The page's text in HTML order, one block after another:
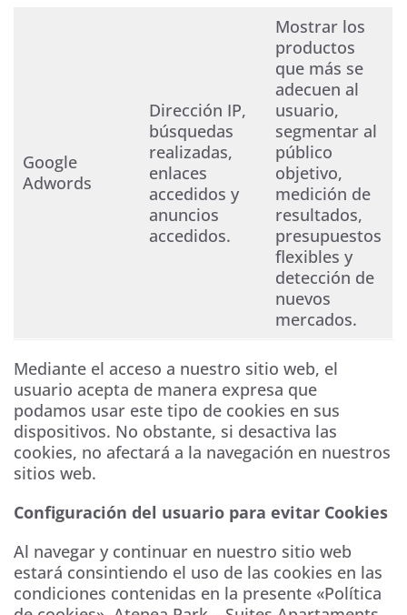
Google
Adwords
Dirección IP,
búsquedas
realizadas,
enlaces
accedidos y
anuncios
accedidos.
Mostrar los
productos
que más se
adecuen al
usuario,
segmentar al
público
objetivo,
medición de
resultados,
presupuestos
flexibles y
detección de
nuevos
mercados.
Mediante el acceso a nuestro sitio web, el
usuario acepta de manera expresa que
podamos usar este tipo de cookies en sus
dispositivos. No obstante, si desactiva las
cookies, no afectará a la navegación en nuestros
sitios web.
Configuración del usuario para evitar Cookies
Al navegar y continuar en nuestro sitio web
estará consintiendo el uso de las cookies en las
condiciones contenidas en la presente «Política